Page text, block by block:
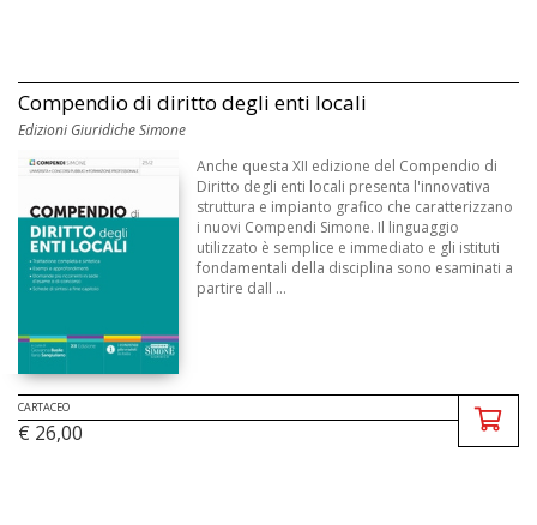
Compendio di diritto degli enti locali
Edizioni Giuridiche Simone
Anche questa XII edizione del Compendio di
Diritto degli enti locali presenta l'innovativa
struttura e impianto grafico che caratterizzano
i nuovi Compendi Simone. Il linguaggio
utilizzato è semplice e immediato e gli istituti
fondamentali della disciplina sono esaminati a
partire dall ...
CARTACEO
€ 26,00